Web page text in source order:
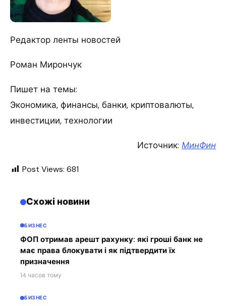
Редактор ленты новостей
Роман Мирончук
Пишет на темы:
Экономика, финансы, банки, криптовалюты,
инвестиции, технологии
Источник: МинФин
Post Views: 681
Схожі новини
БИЗНЕС
ФОП отримав арешт рахунку: які гроші банк не
має права блокувати і як підтвердити їх
призначення
14 часов тому
БИЗНЕС